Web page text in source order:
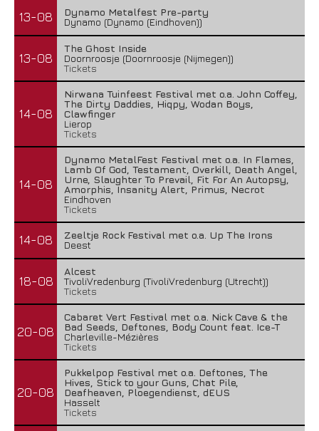
13-08
Dynamo Metalfest Pre-party
Dynamo (Dynamo (Eindhoven))
13-08
The Ghost Inside
Doornroosje (Doornroosje (Nijmegen))
Tickets
14-08
Nirwana Tuinfeest Festival met o.a. John Coffey,
The Dirty Daddies, Hiqpy, Wodan Boys,
Clawfinger
Lierop
Tickets
14-08
Dynamo MetalFest Festival met o.a. In Flames,
Lamb Of God, Testament, Overkill, Death Angel,
Urne, Slaughter To Prevail, Fit For An Autopsy,
Amorphis, Insanity Alert, Primus, Necrot
Eindhoven
Tickets
14-08
Zeeltje Rock Festival met o.a. Up The Irons
Deest
18-08
Alcest
TivoliVredenburg (TivoliVredenburg (Utrecht))
Tickets
20-08
Cabaret Vert Festival met o.a. Nick Cave & the
Bad Seeds, Deftones, Body Count feat. Ice-T
Charleville-Mézières
Tickets
20-08
Pukkelpop Festival met o.a. Deftones, The
Hives, Stick to your Guns, Chat Pile,
Deafheaven, Ploegendienst, dEUS
Hasselt
Tickets